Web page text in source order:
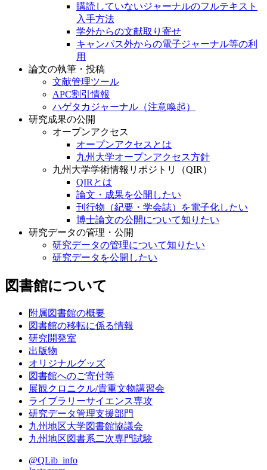
購読していないジャーナルのフルテキスト
入手方法
学外からの文献取り寄せ
キャンパス外からの電子ジャーナル等の利
用
論文の執筆・投稿
文献管理ツール
APC割引情報
ハゲタカジャーナル（注意喚起）
研究成果の公開
オープンアクセス
オープンアクセスとは
九州大学オープンアクセス方針
九州大学学術情報リポジトリ（QIR）
QIRとは
論文・成果を公開したい
刊行物（紀要・学会誌）を電子化したい
博士論文の公開について知りたい
研究データの管理・公開
研究データの管理について知りたい
研究データを公開したい
図書館について
附属図書館の概要
図書館の移転に係る情報
研究開発室
出版物
オリジナルグッズ
図書館へのご寄付等
展観クロニクル/貴重文物講習会
ライブラリーサイエンス専攻
研究データ管理支援部門
九州地区大学図書館協議会
九州地区図書系二次専門試験
@QLib_info